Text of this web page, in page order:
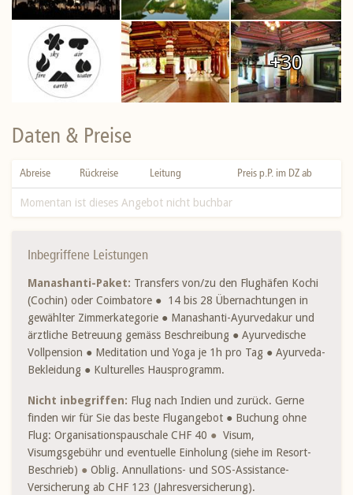
+30
Daten & Preise
Abreise Rückreise Leitung Preis p.P. im DZ ab
Momentan ist dieses Angebot nicht buchbar
Inbegriffene Leistungen
Manashanti-Paket: Transfers von/zu den Flughäfen Kochi
(Cochin) oder Coimbatore ● 14 bis 28 Übernachtungen in
gewählter Zimmerkategorie ● Manashanti-Ayurvedakur und
ärztliche Betreuung gemäss Beschreibung ● Ayurvedische
Vollpension ● Meditation und Yoga je 1h pro Tag ● Ayurveda-
Bekleidung ● Kulturelles Hausprogramm.
Nicht inbegriffen: Flug nach Indien und zurück. Gerne
finden wir für Sie das beste Flugangebot ● Buchung ohne
Flug: Organisationspauschale CHF 40 ● Visum,
Visumgsgebühr und eventuelle Einholung (siehe im Resort-
Beschrieb) ● Oblig. Annullations- und SOS-Assistance-
Versicherung ab CHF 123 (Jahresversicherung).